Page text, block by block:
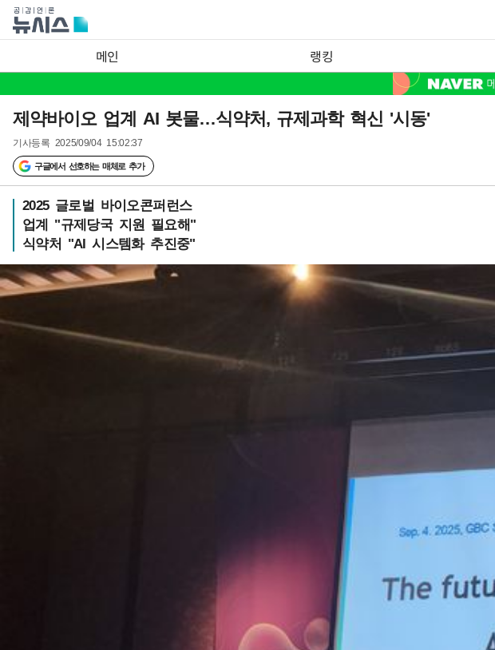
메인 랭킹
제약바이오 업계 AI 봇물…식약처, 규제과학 혁신 '시동'
기사등록 2025/09/04 15:02:37
구글에서 선호하는 매체로 추가
2025 글로벌 바이오콘퍼런스
업계 "규제당국 지원 필요해"
식약처 "AI 시스템화 추진중"